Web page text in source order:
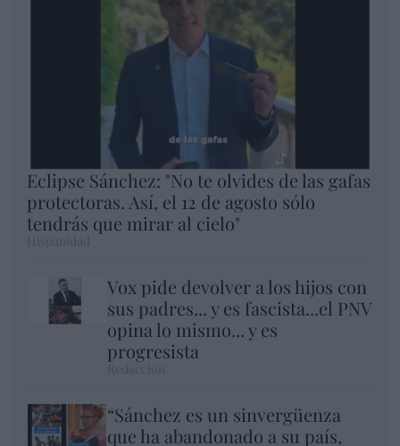
Eclipse Sánchez: "No te olvides de las gafas
protectoras. Así, el 12 de agosto sólo
tendrás que mirar al cielo"
Vox pide devolver a los hijos con
sus padres... y es fascista...el PNV
opina lo mismo... y es
progresista
“Sánchez es un sinvergüenza
que ha abandonado a su país,